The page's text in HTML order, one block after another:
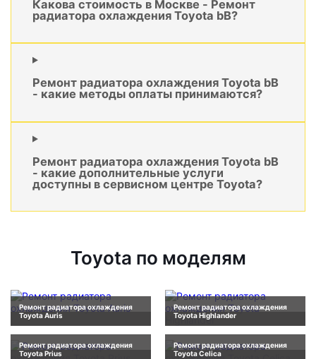
Какова стоимость в Москве - Ремонт
радиатора охлаждения Toyota bB?
Ремонт радиатора охлаждения Toyota bB
- какие методы оплаты принимаются?
Ремонт радиатора охлаждения Toyota bB
- какие дополнительные услуги
доступны в сервисном центре Toyota?
Toyota по моделям
Ремонт радиатора охлаждения
Toyota Auris
Ремонт радиатора охлаждения
Toyota Highlander
Ремонт радиатора охлаждения
Toyota Prius
Ремонт радиатора охлаждения
Toyota Celica